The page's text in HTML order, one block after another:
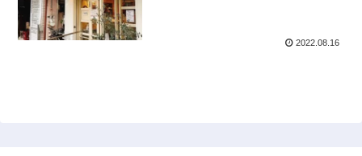
2022.08.16